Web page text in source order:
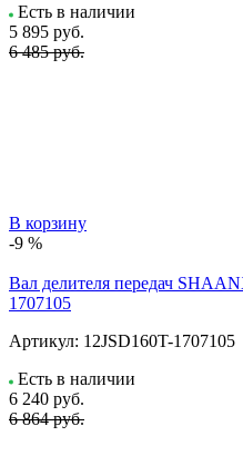
Есть в наличии
5 895 руб.
6 485 руб.
В корзину
-9 %
Вал делителя передач
1707105
Артикул: 12JSD160T-1707105
Есть в наличии
6 240 руб.
6 864 руб.